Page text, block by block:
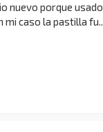
nuevo porque usado
caso la pastilla fu...